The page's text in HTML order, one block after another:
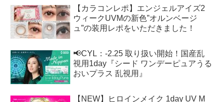
【カラコンレポ】エンジェルアイズ2
ウィークUVMの新色”オルンベージ
ュ”の装用レポをいただきました！
📢CYL：-2.25 取り扱い開始！国産乱
視用1day『シード ワンデーピュアうる
おいプラス 乱視用』
【NEW】ヒロインメイク 1day UV M